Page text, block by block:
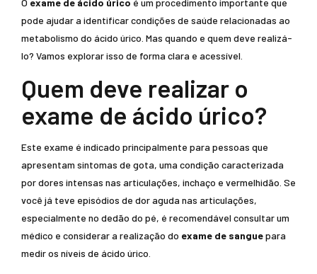
O exame de ácido úrico é um procedimento importante que
pode ajudar a identificar condições de saúde relacionadas ao
metabolismo do ácido úrico. Mas quando e quem deve realizá-
lo? Vamos explorar isso de forma clara e acessível.
Quem deve realizar o
exame de ácido úrico?
Este exame é indicado principalmente para pessoas que
apresentam sintomas de gota, uma condição caracterizada
por dores intensas nas articulações, inchaço e vermelhidão. Se
você já teve episódios de dor aguda nas articulações,
especialmente no dedão do pé, é recomendável consultar um
médico e considerar a realização do exame de sanguepara
medir os níveis de ácido úrico.